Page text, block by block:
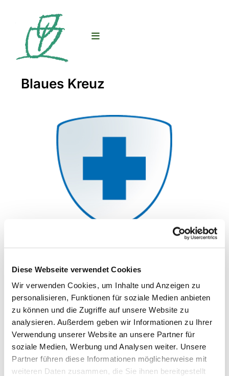
Diese Webseite verwendet Cookies
Wir verwenden Cookies, um Inhalte und Anzeigen zu
personalisieren, Funktionen für soziale Medien anbieten
zu können und die Zugriffe auf unsere Website zu
analysieren. Außerdem geben wir Informationen zu Ihrer
Verwendung unserer Website an unsere Partner für
soziale Medien, Werbung und Analysen weiter. Unsere
Partner führen diese Informationen möglicherweise mit
weiteren Daten zusammen, die Sie ihnen bereitgestellt
Blaues Kreuz
19:30 Uhr
Gemeindezentrum, Südwall 5,
46282 Dorsten
Uwe Rudnik